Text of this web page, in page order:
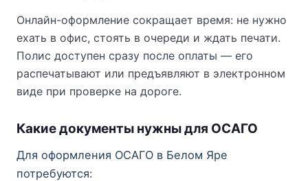
Онлайн-оформление сокращает время: не нужно
ехать в офис, стоять в очереди и ждать печати.
Полис доступен сразу после оплаты — его
распечатывают или предъявляют в электронном
виде при проверке на дороге.
Какие документы нужны для ОСАГО
Для оформления ОСАГО в Белом Яре
потребуются: